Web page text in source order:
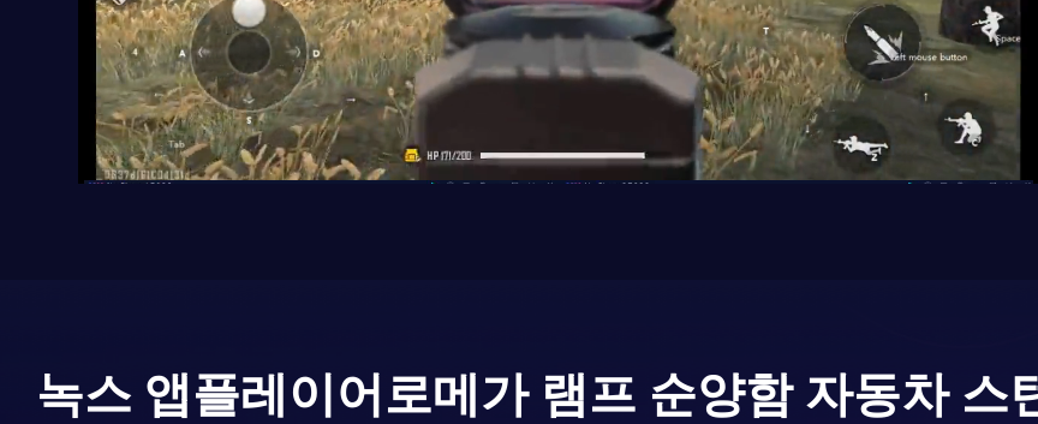
녹스 앱플레이어로메가 램프 순양함 자동차